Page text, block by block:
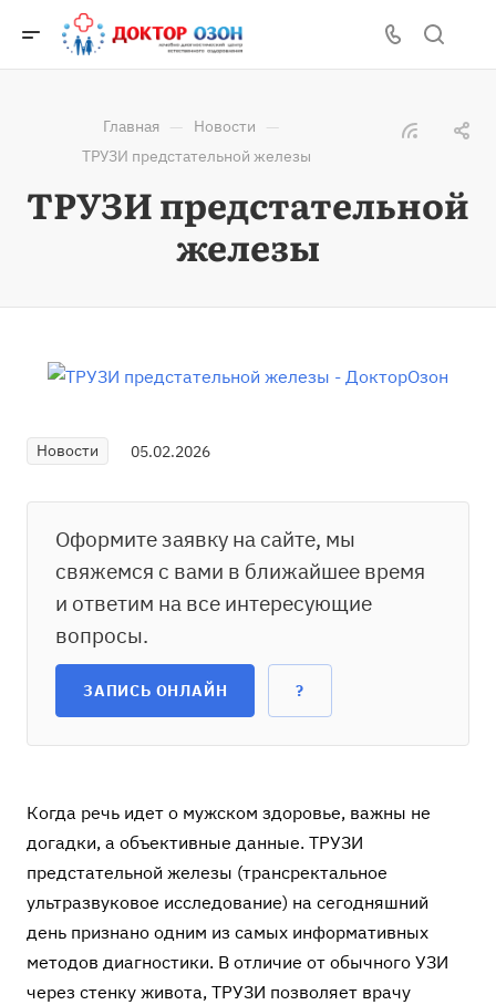
Главная — Новости —
ТРУЗИ предстательной железы
ТРУЗИ предстательной
железы
Новости 05.02.2026
Оформите заявку на сайте, мы
свяжемся с вами в ближайшее время
и ответим на все интересующие
вопросы.
ЗАПИСЬ ОНЛАЙН ?
Когда речь идет о мужском здоровье, важны не
догадки, а объективные данные. ТРУЗИ
предстательной железы (трансректальное
ультразвуковое исследование) на сегодняшний
день признано одним из самых информативных
методов диагностики. В отличие от обычного УЗИ
через стенку живота, ТРУЗИ позволяет врачу